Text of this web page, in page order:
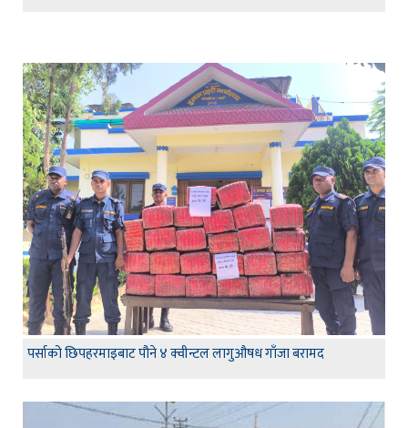
पर्साको छिपहरमाइबाट पौने ४ क्वीन्टल लागुऔषध गाँजा बरामद